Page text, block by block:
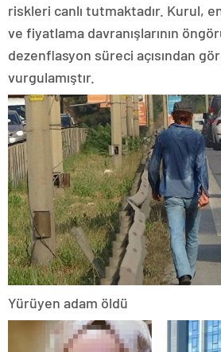
riskleri canlı tutmaktadır. Kurul,
ve fiyatlama davranışlarının
dezenflasyon süreci açısından
vurgulamıştır.
Yürüyen adam öldü